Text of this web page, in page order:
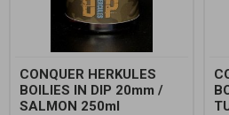
CONQUER HERKULES
BOILIES IN DIP 20mm /
SALMON 250ml